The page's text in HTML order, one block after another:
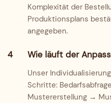
Komplexität der
Produktionsplans
angegeben.
4 Wie läuft der
Unser
Schritte:
Mustererstellung →